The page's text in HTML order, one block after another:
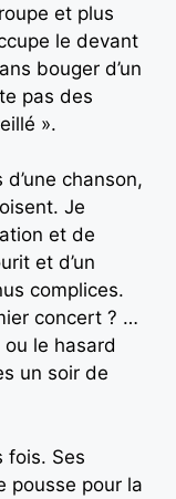
et plus
le devant
bouger d’un
pas des
».
chanson,
Je
et de
et d’un
complices.
concert ? …
le hasard
un soir de
fois. Ses
pousse pour la